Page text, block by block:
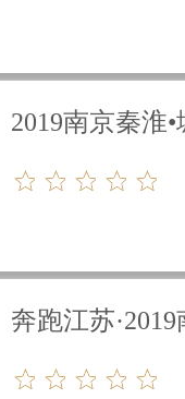
2019南京秦淮
奔跑江苏